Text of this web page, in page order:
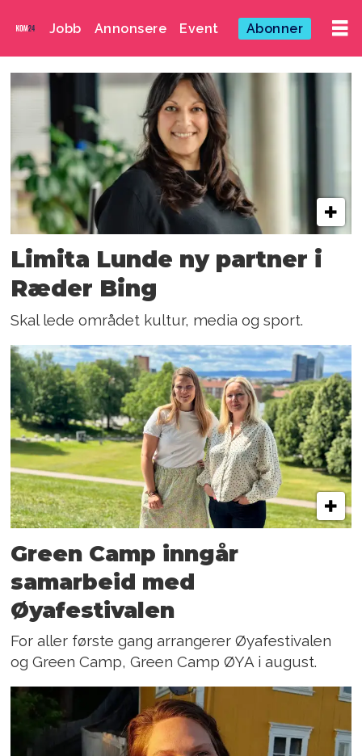
Jobb Annonsere Event Abonner
Emne:
øyafestivalen
Limita Lunde ny partner i
Ræder Bing
Skal lede området kultur, media og sport.
Green Camp inngår
samarbeid med
Øyafestivalen
For aller første gang arrangerer Øyafestivalen
og Green Camp, Green Camp ØYA i august.